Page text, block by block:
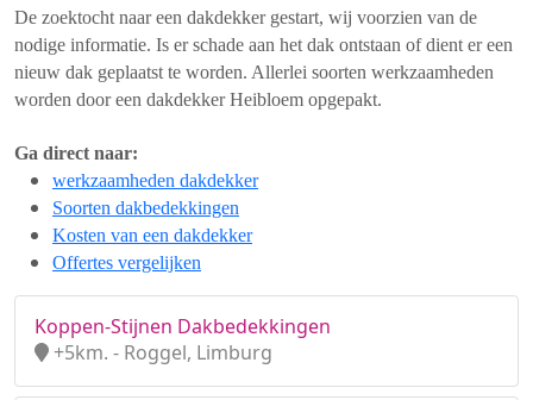
De zoektocht naar een dakdekker gestart, wij voorzien van de
nodige informatie. Is er schade aan het dak ontstaan of dient er een
nieuw dak geplaatst te worden. Allerlei soorten werkzaamheden
worden door een dakdekker Heibloem opgepakt.
Ga direct naar:
werkzaamheden dakdekker
Soorten dakbedekkingen
Kosten van een dakdekker
Offertes vergelijken
Koppen-Stijnen Dakbedekkingen
+5km. - Roggel, Limburg